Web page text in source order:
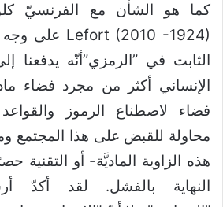
Lefort (2010 -1924) على وجه التحديد
الثابت في ”الرمزي”أنّه يدفعنا
الإنساني أكثر من مجرد فضاء
فضاء لاصطناع الرموز
محاولة للقبض على هذا المجتمع
هذه الزاوية الماديَّة- أو التقنية
النهاية بالفشل. لقد